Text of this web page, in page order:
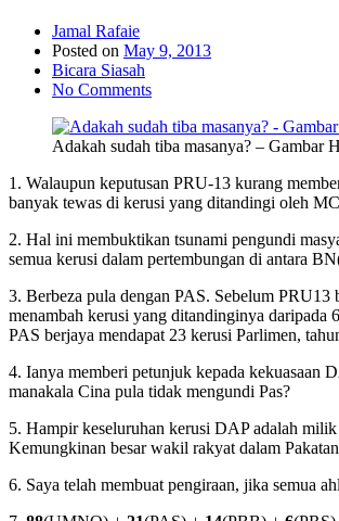
Jamal Rafaie
Posted on May 9, 2013
Bicara Siasah
No Comments
Adakah sudah tiba masanya? – Gambar
1. Walaupun keputusan PRU-13 kurang
banyak tewas di kerusi yang ditandingi oleh
2. Hal ini membuktikan tsunami pengundi
semua kerusi dalam pertembungan di antara
3. Berbeza pula dengan PAS. Sebelum
menambah kerusi yang ditandinginya daripada
PAS berjaya mendapat 23 kerusi Parlimen,
4. Ianya memberi petunjuk kepada kekuasaan
manakala Cina pula tidak mengundi Pas?
5. Hampir keseluruhan kerusi DAP adalah
Kemungkinan besar wakil rakyat dalam
6. Saya telah membuat pengiraan, jika semua